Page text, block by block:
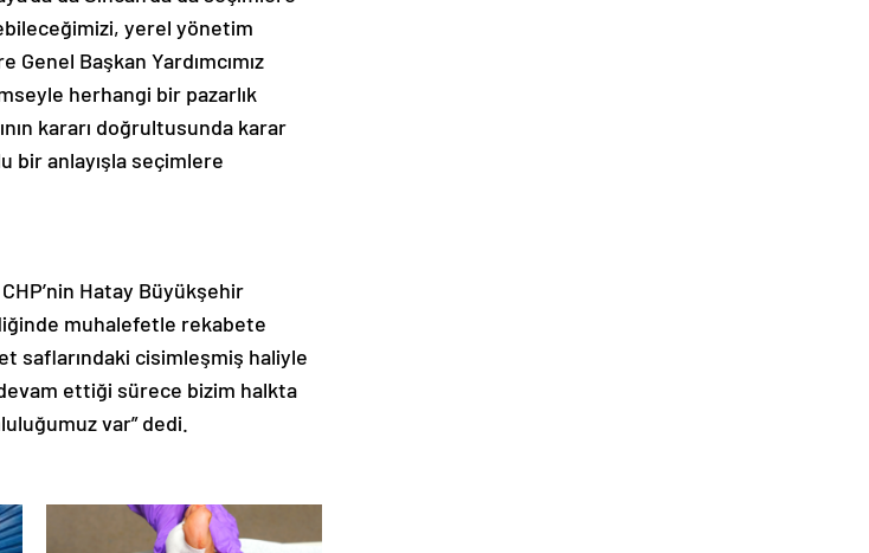
yerel yönetim
Başkan Yardımcımız
herhangi bir pazarlık
kararı doğrultusunda karar
bir anlayışla seçimlere
Hatay Büyükşehir
muhalefetle rekabete
saflarındaki cisimleşmiş haliyle
ettiği sürece bizim halkta
var” dedi.